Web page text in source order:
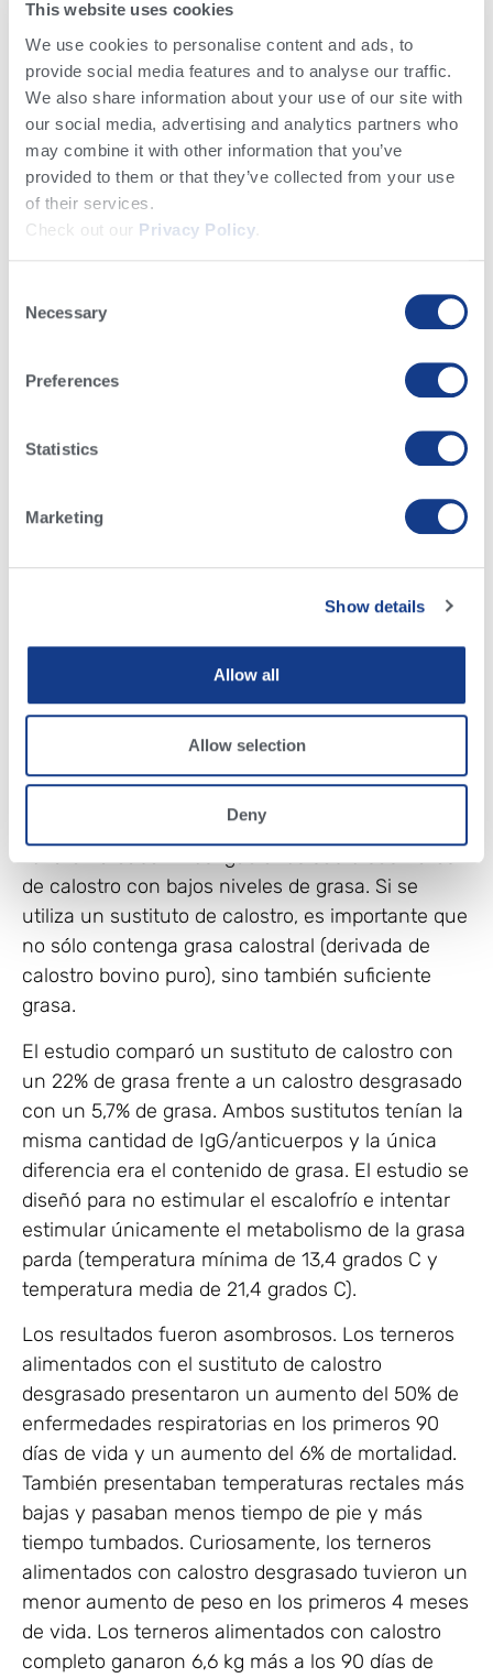
This website uses cookies
We use cookies to personalise content and ads, to
provide social media features and to analyse our traffic.
We also share information about your use of our site with
our social media, advertising and analytics partners who
may combine it with other information that you’ve
provided to them or that they’ve collected from your use
of their services.
Check out our Privacy Policy
Selection
Necessary
Preferences
Statistics
Marketing
Show details
Allow all
Allow selection
Deny
parda (en términos de aportación de
componentes celulares clave (contenido de
proteína UCP1) que desencadenan la producción
de calor en las células de grasa parda). De hecho,
la investigación de Wilms et al (2022) muestra
que la grasa del calostro es más alta en ácidos
grasos poliinsaturados en comparación con la
leche entera. La grasa poliinsaturada llamada
ácido graso omega-3 era un 45% más alta en el
(dato curioso: el ácido eicosapentaenoico (EPA),
un tipo de ácido graso omega tres, era un 73%
más alto en el calostro frente a la leche entera y
produce moléculas de señalización para reducir
exista una razón fisiológica para ello, y suscita
utilizadas en los sustitutos sintéticos del calostro
Si se utiliza un sustituto de calostro, asegúrese
y grasa calostral… ¡y no con una fuente de grasa
grasa calostral en los sustitutos de calostro, se
llevaron a cabo investigaciones sobre sustitutos
de calostro con bajos niveles de grasa. Si se
utiliza un sustituto de calostro, es importante que
no sólo contenga grasa calostral (derivada de
calostro bovino puro), sino también suficiente
grasa.
El estudio comparó un sustituto de calostro con
un 22% de grasa frente a un calostro desgrasado
con un 5,7% de grasa. Ambos sustitutos tenían la
misma cantidad de IgG/anticuerpos y la única
diferencia era el contenido de grasa. El estudio se
diseñó para no estimular el escalofrío e intentar
estimular únicamente el metabolismo de la grasa
parda (temperatura mínima de 13,4 grados C y
temperatura media de 21,4 grados C).
Los resultados fueron asombrosos. Los terneros
alimentados con el sustituto de calostro
desgrasado presentaron un aumento del 50% de
enfermedades respiratorias en los primeros 90
días de vida y un aumento del 6% de mortalidad.
También presentaban temperaturas rectales más
bajas y pasaban menos tiempo de pie y más
tiempo tumbados. Curiosamente, los terneros
alimentados con calostro desgrasado tuvieron un
menor aumento de peso en los primeros 4 meses
de vida. Los terneros alimentados con calostro
completo ganaron 6,6 kg más a los 90 días de